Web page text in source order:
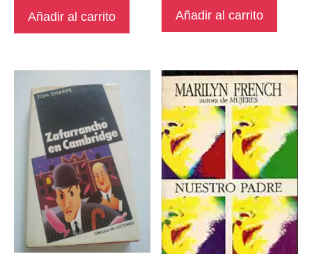
Añadir al carrito Añadir al carrito